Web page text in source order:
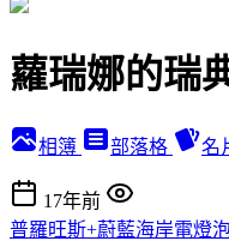
蘿瑞娜的瑞
相簿 部落格 名
17年前
普羅旺斯+蔚藍海岸電燈